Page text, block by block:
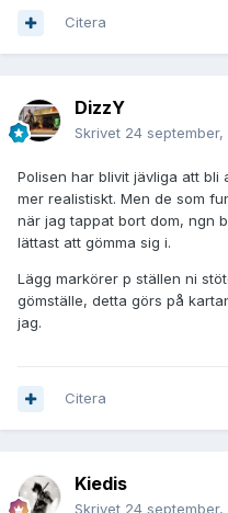
Citera
DizzY
Skrivet 24 september,
Polisen har blivit jävliga att bli
mer realistiskt. Men de som
när jag tappat bort dom, ngn
lättast att gömma sig i.
Lägg markörer p ställen ni
gömställe, detta görs på
jag.
Citera
Kiedis
Skrivet 24 september,